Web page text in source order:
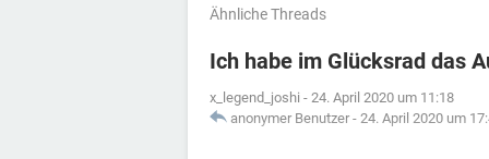
Ähnliche Threads
Ich habe im Glücksrad das
x_legend_joshi - 24. April 2020 um 11:18
anonymer Benutzer - 24. April 2020 um